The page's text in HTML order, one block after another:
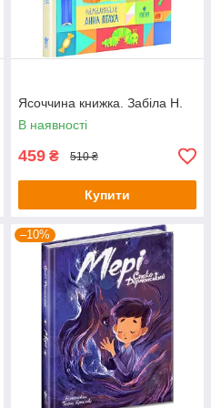
Ясоччина книжка. Забіла Н.
В наявності
459 ₴ 510 ₴
Купити
–10%